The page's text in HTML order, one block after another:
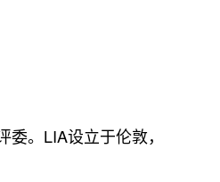
。LIA设立于伦敦，